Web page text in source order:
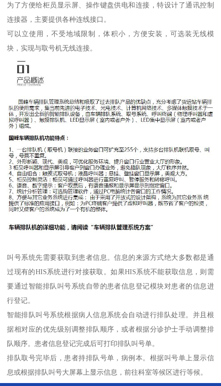
为了方便给柜员显示屏、操作键盘供电和连接，特设计了通讯控制
连接器，主要提供各种连线接口。
可以立使用，不受地域限制，体积小，方便安装，可选装无线模
块，实现与取号机无线连接。
叫号系统先需要获取到患者信息。信息的来源方式绝大多数都是通
过现有的HIS系统进行对接获取。如果HIS系统不能获取信息，则需
要通过智能排队叫号系统自带的患者信息登记模块对患者的信息进
行登记。
智能排队叫号系统根据病人信息系统会自动进行排队处理。并且根
据相对应的优先级别调整排队顺序，或者根据分诊护士手动调整排
队顺序。患者信息登记完成后可打印排队叫号单。
排队取号完毕后，患者持排队号单，病例本。根据叫号单上显示信
息或根据排队叫号大屏幕上显示信息，前往科室等候区进行等候。